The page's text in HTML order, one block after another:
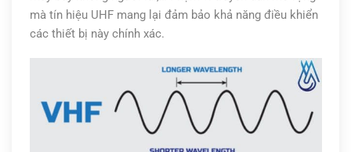
mà tín hiệu UHF mang lại đảm bảo khả năng điều khiển
các thiết bị này chính xác.